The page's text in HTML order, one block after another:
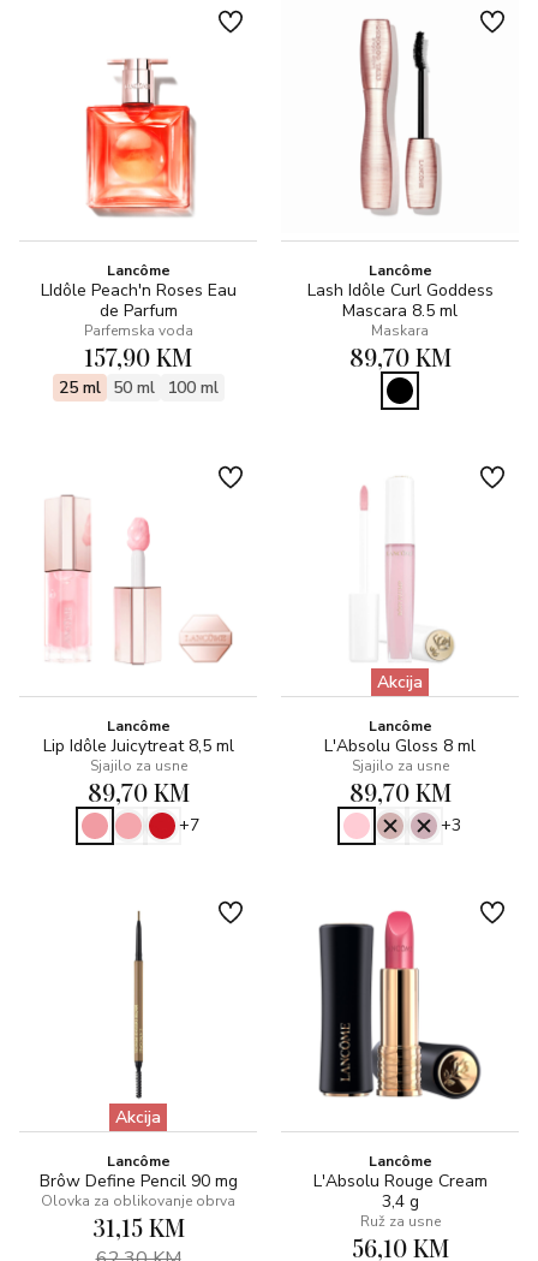
Lancôme
LIdôle Peach'n Roses Eau
de Parfum
Parfemska voda
157,90 KM
25 ml 50 ml 100 ml
Lancôme
Lash Idôle Curl Goddess
Mascara 8.5 ml
Maskara
89,70 KM
Lancôme
Lip Idôle Juicytreat 8,5 ml
Sjajilo za usne
89,70 KM
+7
Akcija
Lancôme
L'Absolu Gloss 8 ml
Sjajilo za usne
89,70 KM
+3
Akcija
Lancôme
Brôw Define Pencil 90 mg
Olovka za oblikovanje obrva
31,15 KM
Lancôme
L'Absolu Rouge Cream
3,4 g
Ruž za usne
56,10 KM